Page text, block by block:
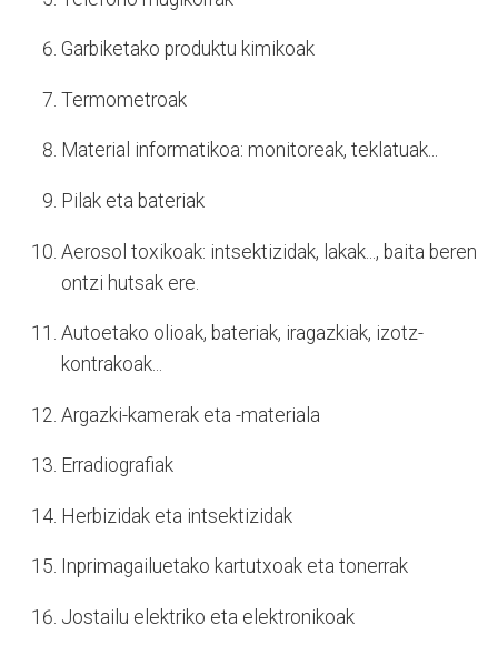
Garbiketako produktu kimikoak
Termometroak
Material informatikoa: monitoreak, teklatuak...
Pilak eta bateriak
Aerosol toxikoak: intsektizidak, lakak..., baita beren
ontzi hutsak ere.
Autoetako olioak, bateriak, iragazkiak, izotz-
kontrakoak...
Argazki-kamerak eta -materiala
Erradiografiak
Herbizidak eta intsektizidak
Inprimagailuetako kartutxoak eta tonerrak
Jostailu elektriko eta elektronikoak